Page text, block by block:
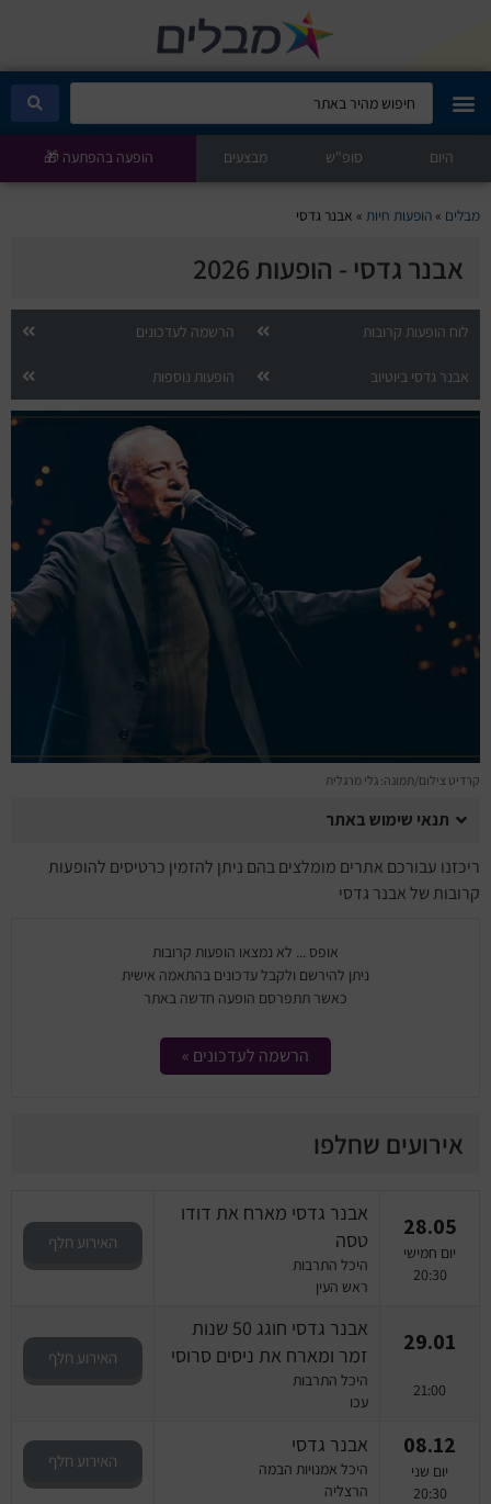
מבלים קלאב
הופעות היום
סטנדאפ
הצגות ילדים
הופעות חיות
מחול ובלט
קונצרטים
הרצאות
חופשה והופעה
היום סופ"ש מבצעים הופעה בהפתעה 🎁
מבלים »הופעות חיות » אבנר גדסי
אבנר גדסי - הופעות 2026
לוח הופעות קרובות הרשמה לעדכונים
אבנר גדסי ביוטיוב הופעות נוספות
קרדיט צילום/תמונה: גלי מרגלית
תנאי שימוש באתר
ריכזנו עבורכם אתרים מומלצים בהם ניתן להזמין כרטיסים להופעות
קרובות של אבנר גדסי
אופס ... לא נמצאו הופעות קרובות
ניתן להירשם ולקבל עדכונים בהתאמה אישית
כאשר תתפרסם הופעה חדשה באתר
הרשמה לעדכונים »
אירועים שחלפו
28.05
יום חמישי
20:30
אבנר גדסי מארח את דודו
טסה
היכל התרבות
ראש העין
האירוע חלף
29.01
21:00
אבנר גדסי חוגג 50 שנות
זמר ומארח את ניסים סרוסי
היכל התרבות
עכו
האירוע חלף
08.12
יום שני
20:30
אבנר גדסי
היכל אמנויות הבמה
הרצליה
האירוע חלף